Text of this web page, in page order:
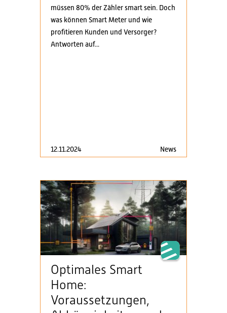
müssen 80% der Zähler smart sein. Doch
was können Smart Meter und wie
profitieren Kunden und Versorger?
Antworten auf...
12.11.2024 News
Optimales Smart
Home:
Voraussetzungen,